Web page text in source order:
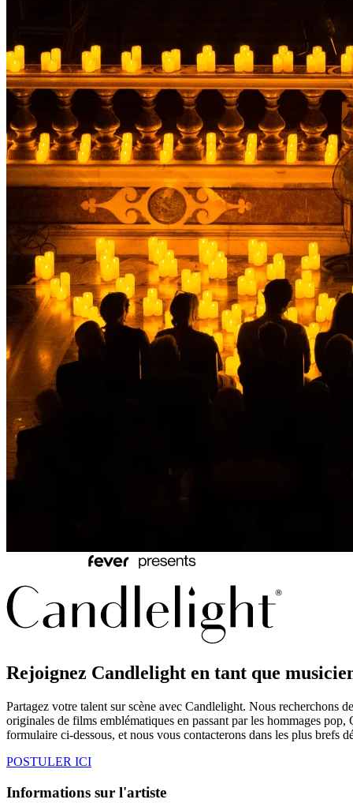
Rejoignez Candlelight en tant que
Partagez votre talent sur scène avec Candlelight. Nous recherchons
originales de films emblématiques en passant par les hommages
formulaire ci-dessous, et nous vous contacterons dans les plus brefs
POSTULER ICI
Informations sur l'artiste